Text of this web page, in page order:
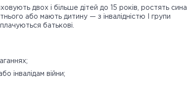
двох і більше дітей до 15 років, ростять сина
або мають дитину — з інвалідністю I групи
батькові.
інвалідам війни;